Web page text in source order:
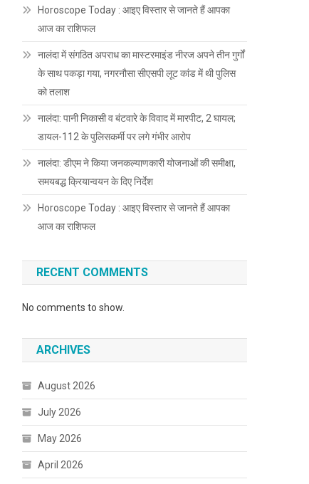
Horoscope Today : आइए विस्तार से जानते हैं आपका
आज का राशिफल
नालंदा में संगठित अपराध का मास्टरमाइंड नीरज अपने तीन गुर्गों
के साथ पकड़ा गया, नगरनौसा सीएसपी लूट कांड में थी पुलिस
को तलाश
नालंदा: पानी निकासी व बंटवारे के विवाद में मारपीट, 2 घायल;
डायल-112 के पुलिसकर्मी पर लगे गंभीर आरोप
नालंदा: डीएम ने किया जनकल्याणकारी योजनाओं की समीक्षा,
समयबद्ध क्रियान्वयन के दिए निर्देश
Horoscope Today : आइए विस्तार से जानते हैं आपका
आज का राशिफल
RECENT COMMENTS
No comments to show.
ARCHIVES
August 2026
July 2026
May 2026
April 2026